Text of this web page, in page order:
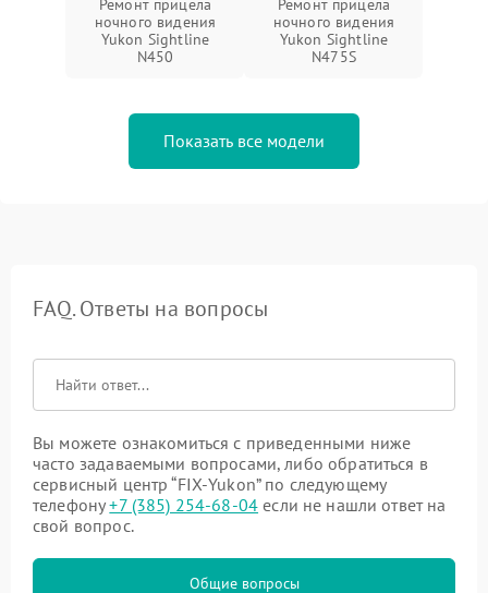
Ремонт прицела
ночного видения
Yukon Sightline
N450
Ремонт прицела
ночного видения
Yukon Sightline
N475S
Показать все модели
FAQ. Ответы на вопросы
Вы можете ознакомиться с приведенными ниже
часто задаваемыми вопросами, либо обратиться в
сервисный центр “FIX-Yukon” по следующему
телефону+7 (385) 254-68-04 если не нашли ответ на
свой вопрос.
Общие вопросы